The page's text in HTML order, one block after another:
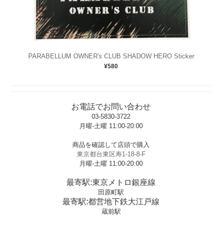
PARABELLUM OWNER′s CLUB SHADOW HERO Sticker
¥580
お電話でお問い合わせ
03-5830-3722
月曜-土曜 11:00-20:00
商品を確認して店頭で購入
東京都台東区寿1-18-8-F
月曜-土曜 11:00-20:00
最寄駅:東京メトロ銀座線
田原町駅
最寄駅:都営地下鉄大江戸線
蔵前駅